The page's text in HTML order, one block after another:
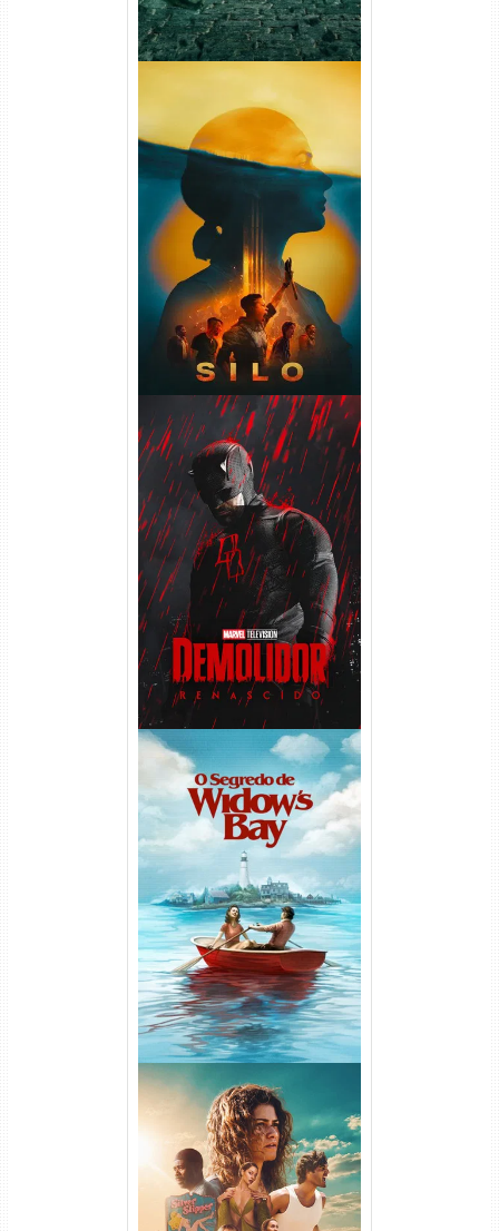
Silo 2ª Temporada (2024)
WEB-DL 1080p Dual Áudio
Demolidor: Renascido 2ª
Temporada (2026) WEB-DL
1080p Dual Áudio
O Segredo de Widow’s Bay
1ª Temporada Torrent (2026)
WEB-DL 1080p Dual Áudio
Euphoria 3ª Temporada